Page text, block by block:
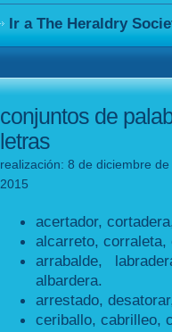
Ir a The Heraldry
conjuntos de
letras
realización: 8 de diciembre
2015
acertador,
alcarreto,
arrabalde,
albardera.
arrestado,
ceriballo, cabrilleo,